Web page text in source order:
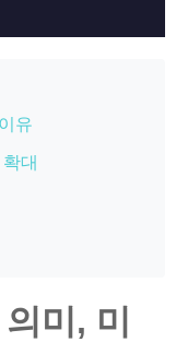
유
대
미, 미